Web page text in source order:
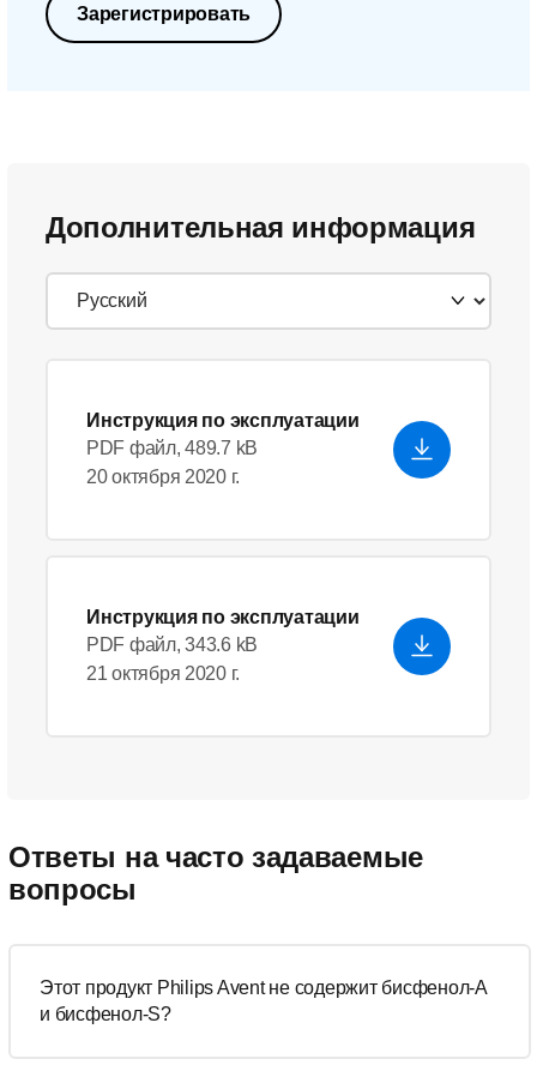
Зарегистрировать
Дополнительная информация
Инструкция по эксплуатации
PDF файл, 489.7 kB
20 октября 2020 г.
Инструкция по эксплуатации
PDF файл, 343.6 kB
21 октября 2020 г.
Ответы на часто задаваемые
вопросы
Этот продукт Philips Avent не содержит бисфенол-А
и бисфенол-S?